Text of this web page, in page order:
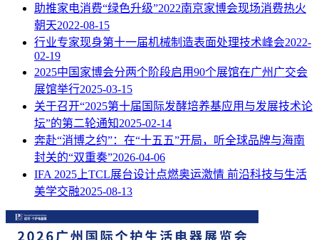
助推家电消费“绿色升级”2022南京家博会现场消费热火
朝天2022-08-15
行业专家现身第十一届机械制造表面处理技术峰会2022-
02-19
2025中国家博会分两个阶段启用90个展馆在广州广交会
展馆举行2025-03-15
关于召开“2025第十届国际发酵培养基应用与发展技术论
坛”的第二轮通知2025-02-14
奔赴“消博之约”：在“十五五”开局，听全球品牌与海南
封关的“双重奏”2026-04-06
IFA 2025上TCL展台设计点燃奥运激情 前沿科技与生活
美学交融2025-08-13